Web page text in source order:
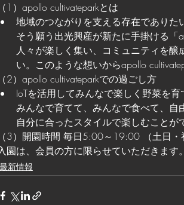
（1）apollo cultivateparkとは
地域のつながりを支える存在でありた
そう願う出光興産が新たに手掛ける「
人々が楽しく集い、コミュニティを醸
い。このような想いからapollo
（2）apollo cultivateparkでの過ごし方
IoTを活用してみんなで楽しく野菜を育
みんなで育てて、みんなで食べて、自
自分に合ったスタイルで楽しむことが
（3）開園時間 毎日5:00～19:00 （土日・
園は、会員の方に限らせていただきます。
最新情報